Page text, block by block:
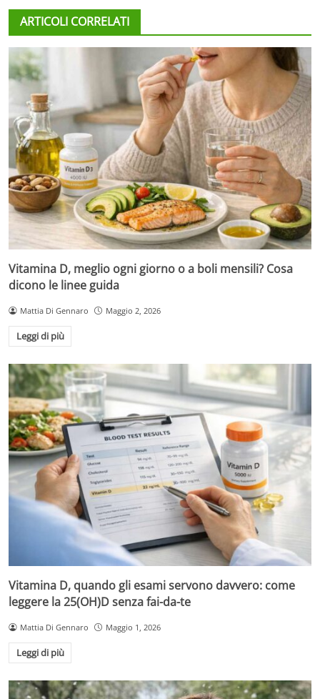
ARTICOLI CORRELATI
Vitamina D, meglio ogni giorno o a boli mensili? Cosa
dicono le linee guida
Mattia Di Gennaro Maggio 2, 2026
Leggi di più
Vitamina D, quando gli esami servono davvero: come
leggere la 25(OH)D senza fai-da-te
Mattia Di Gennaro Maggio 1, 2026
Leggi di più